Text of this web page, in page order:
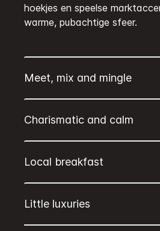
hoekjes en speelse
warme, pubachtige sfeer.